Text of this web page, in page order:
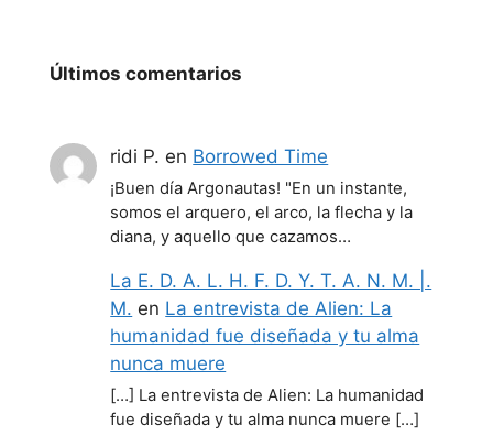
Últimos comentarios
ridi P. en Borrowed Time
¡Buen día Argonautas! "En un instante,
somos el arquero, el arco, la flecha y la
diana, y aquello que cazamos…
La E. D. A. L. H. F. D. Y. T. A. N. M. |.
M. en La entrevista de Alien: La
humanidad fue diseñada y tu alma
nunca muere
[…] La entrevista de Alien: La humanidad
fue diseñada y tu alma nunca muere […]